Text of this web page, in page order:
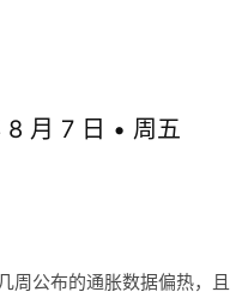
月 7 日 • 周五
周公布的通胀数据偏热，且